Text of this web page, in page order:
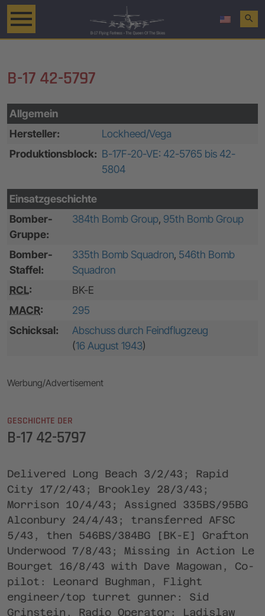
search
B-17 42-5797
Allgemein
Hersteller:
Lockheed/Vega
Produktionsblock: B-17F-20-VE: 42-5765 bis 42-
5804
Einsatzgeschichte
Bomber-
Gruppe:
384th Bomb Group, 95th Bomb Group
Bomber-
Staffel:
335th Bomb Squadron, 546th Bomb
Squadron
RCL:
BK-E
MACR:
295
Schicksal:
Abschuss durch Feindflugzeug
(16 August 1943)
Werbung/Advertisement
GESCHICHTE DER
B-17 42-5797
Delivered Long Beach 3/2/43; Rapid
City 17/2/43; Brookley 28/3/43;
Morrison 10/4/43; Assigned 335BS/95BG
Alconbury 24/4/43; transferred AFSC
5/43, then 546BS/384BG [BK-E] Grafton
Underwood 7/8/43; Missing in Action Le
Bourget 16/8/43 with Dave Magowan, Co-
pilot: Leonard Bughman, Flight
engineer/top turret gunner: Sid
Grinstein, Radio Operator: Ladislaw